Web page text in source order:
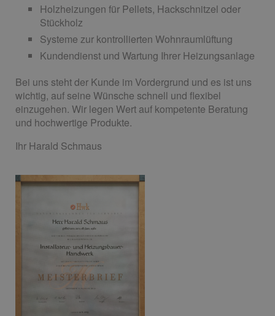
Holzheizungen für Pellets, Hackschnitzel oder
Stückholz
Systeme zur kontrollierten Wohnraumlüftung
Kundendienst und Wartung Ihrer Heizungsanlage
Bei uns steht der Kunde im Vordergrund und es ist uns
wichtig, auf seine Wünsche schnell und flexibel
einzugehen. Wir legen Wert auf kompetente Beratung
und hochwertige Produkte.
Ihr Harald Schmaus